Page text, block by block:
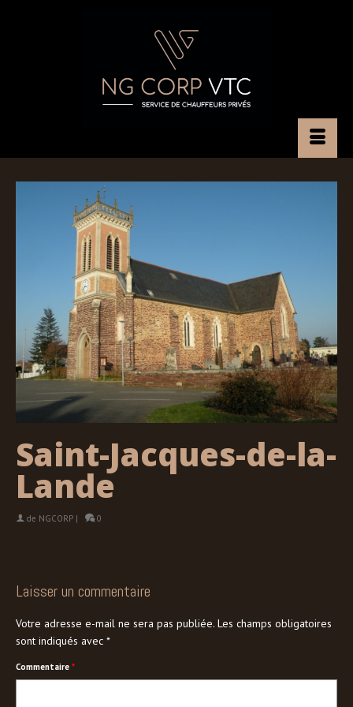
Saint-Jacques-de-la-
Lande
de NGCORP | 0
Laisser un commentaire
Votre adresse e-mail ne sera pas publiée. Les champs obligatoires
sont indiqués avec *
Commentaire *